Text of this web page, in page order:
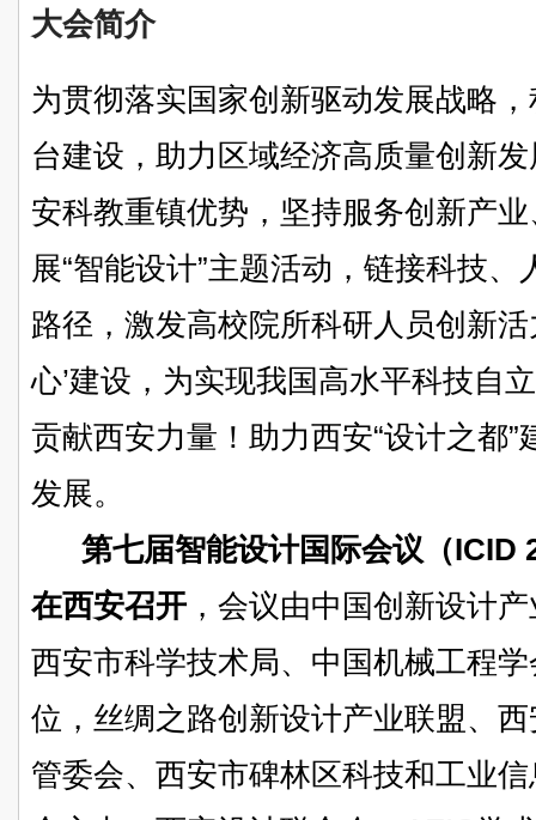
大会简介
为贯彻落实国家创新驱动发展战略
台建设，助力区域经济高质量创新
安科教重镇优势，坚持服务创新产
展“智能设计”主题活动，链接科技
路径，激发高校院所科研人员创新
心’建设，为实现我国高水平科技自
贡献西安力量！助力西安“设计之都
发展。
第七届智能设计国际会议（ICID
在西安召开 ，会议由中国创新设计
西安市科学技术局、中国机械工程
位，丝绸之路创新设计产业联盟、
管委会、西安市碑林区科技和工业